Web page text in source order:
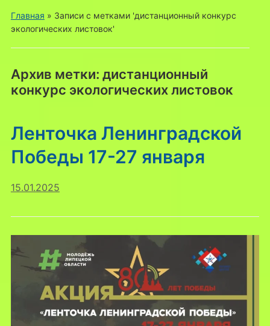
Главная » Записи с метками 'дистанционный конкурс
экологических листовок'
Архив метки: дистанционный
конкурс экологических листовок
Ленточка Ленинградской
Победы 17-27 января
15.01.2025